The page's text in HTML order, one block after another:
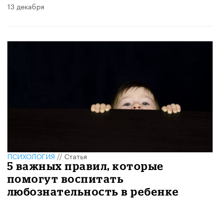
13 декабря
ПСИХОЛОГИЯ//Статья
5 важных правил, которые
помогут воспитать
любознательность в ребенке